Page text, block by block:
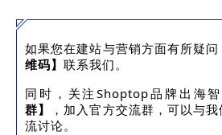
如果您在建站与营销方面有所疑问
维码】 联系我们。
同时，关注Shoptop品牌出海
群】
，加入官方交流群，可以与
流讨论。